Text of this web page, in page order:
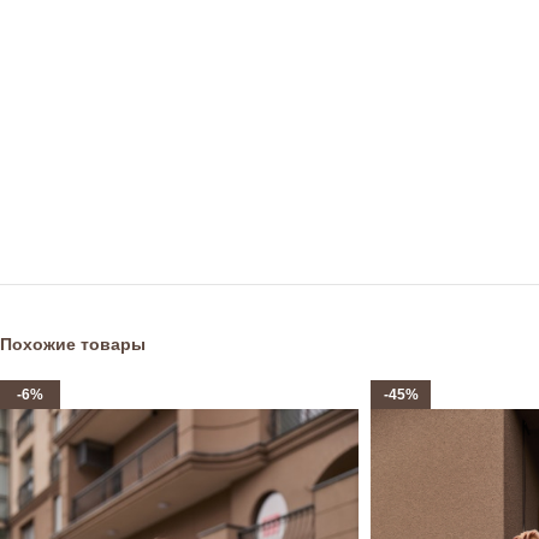
Похожие товары
-6% -45%